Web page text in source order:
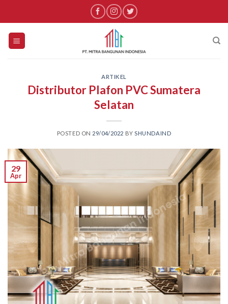
content
ARTIKEL
Distributor Plafon PVC Sumatera
Selatan
POSTED ON 29/04/2022 BY SHUNDAIND
29
Apr